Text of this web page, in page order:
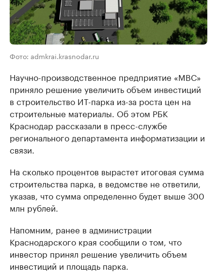
Фото: admkrai.krasnodar.ru
Научно-производственное предприятие «МВС»
приняло решение увеличить объем инвестиций
в строительство ИТ-парка из-за роста цен на
строительные материалы. Об этом РБК
Краснодар рассказали в пресс-службе
регионального департамента информатизации и
связи.
На сколько процентов вырастет итоговая сумма
строительства парка, в ведомстве не ответили,
указав, что сумма определенно будет выше 300
млн рублей.
Напомним, ранее в администрации
Краснодарского края сообщили о том, что
инвестор принял решение увеличить объем
инвестиций и площадь парка.